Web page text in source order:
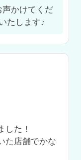
かけてくだ
たします♪
した！
た店舗でかな